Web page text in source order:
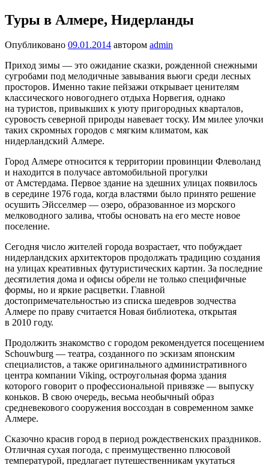
Туры в Алмере, Нидерланды
Опубликовано 09.01.2014 автором admin
Приход зимы — это ожидание сказки, рожденной снежными
сугробами под мелодичные завывания вьюги среди лесных
просторов. Именно такие пейзажи открывает ценителям
классического новогоднего отдыха Норвегия, однако
на туристов, привыкших к уюту пригородных кварталов,
суровость северной природы навевает тоску. Им милее улочки
таких скромных городов с мягким климатом, как
нидерландский Алмере.
Город Алмере относится к территории провинции Флеволанд
и находится в получасе автомобильной прогулки
от Амстердама. Первое здание на здешних улицах появилось
в середине 1976 года, когда властями было принято решение
осушить Эйсселмер — озеро, образованное из морского
мелководного залива, чтобы основать на его месте новое
поселение.
Сегодня число жителей города возрастает, что побуждает
нидерландских архитекторов продолжать традицию создания
на улицах креативных футуристических картин. За последние
десятилетия дома и офисы обрели не только специфичные
формы, но и яркие расцветки. Главной
достопримечательностью из списка шедевров зодчества
Алмере по праву считается Новая библиотека, открытая
в 2010 году.
Продолжить знакомство с городом рекомендуется посещением
Schouwburg — театра, созданного по эскизам японским
специалистов, а также оригинального административного
центра компании Viking, остроугольная форма здания
которого говорит о профессиональной привязке — выпуску
коньков. В свою очередь, весьма необычный образ
средневекового сооружения воссоздан в современном замке
Алмере.
Сказочно красив город в период рождественских праздников.
Отличная сухая погода, с преимущественно плюсовой
температурой, предлагает путешественникам укутаться